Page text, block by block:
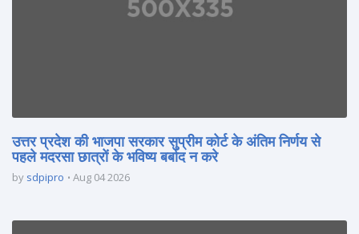
उत्तर प्रदेश की भाजपा सरकार सुप्रीम कोर्ट के अंतिम निर्णय से
पहले मदरसा छात्रों के भविष्य बर्बाद न करे
by sdpipro Aug 04 2026